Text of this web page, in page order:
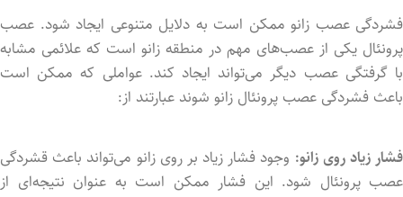
فشردگی عصب زانو ممکن است به دلایل متنوعی ایجاد شود. عصب
پرونئال یکی از عصب‌های مهم در منطقه زانو است که علائمی مشابه
با گرفتگی عصب دیگر می‌تواند ایجاد کند. عواملی که ممکن است
باعث فشردگی عصب پرونئال زانو شوند عبارتند از:
فشار زیاد روی زانو: وجود فشار زیاد بر روی زانو می‌تواند باعث قشردگی
عصب پرونئال شود. این فشار ممکن است به عنوان نتیجه‌ای از